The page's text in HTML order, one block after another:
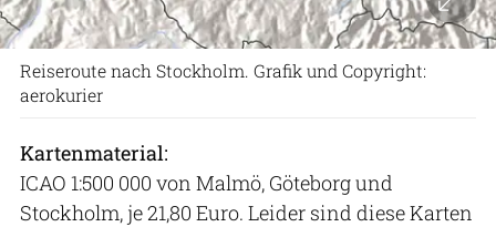
Reiseroute nach Stockholm. Grafik und Copyright:
aerokurier
Kartenmaterial:
ICAO 1:500 000 von Malmö, Göteborg und
Stockholm, je 21,80 Euro. Leider sind diese Karten